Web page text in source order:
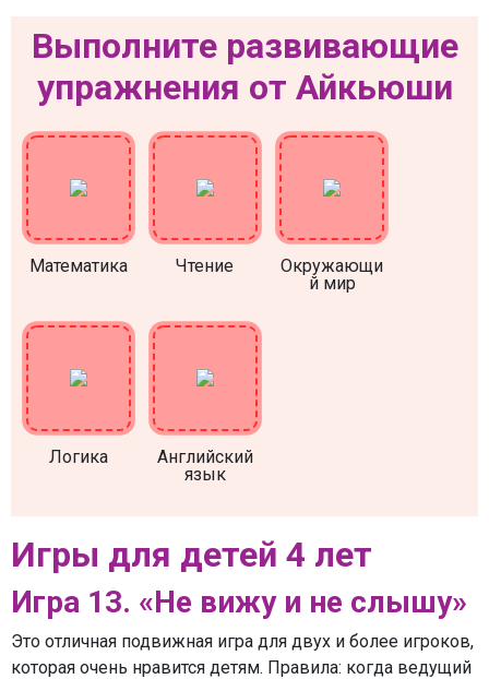
Выполните развивающие
упражнения от Айкьюши
Математика Чтение
Окружающи
й мир
Логика
Английский
язык
Игры для детей 4 лет
Игра 13. «Не вижу и не слышу»
Это отличная подвижная игра для двух и более игроков,
которая очень нравится детям. Правила: когда ведущий